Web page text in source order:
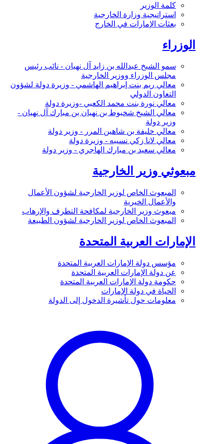
كلمة الوزير
استراتيجية وزارة الخارجية
بعثات الإمارات في الخارج
الوزراء
سمو الشيخ عبدالله بن زايد آل نهيان - نائب رئيس
مجلس الوزراء ووزير الخارجية
معالي ريم بنت إبراهيم الهاشمي - وزيرة دولة لشؤون
التعاون الدولي
معالي نورة بنت محمد الكعبي -وزيرة دولة
معالي الشيخ شخبوط بن نهيان بن مبارك آل نهيان -
وزير دولة
معالي خليفة بن شاهين المرر - وزير دولة
معالي لانا زكي نسيبه - وزيرة دولة
معالي سعيد بن مبارك الهاجري - وزير دولة
مبعوثي وزير الخارجية
المبعوث الخاص لوزير الخارجية لشؤون الأعمال
والأعمال الخيرية
مبعوث وزير الخارجية لمكافحة التطرف والإرهاب
المبعوث الخاص لوزير الخارجية لشؤون الطبيعة
الإمارات العربية المتحدة
مؤسس دولة الإمارات العربية المتحدة
عن دولة الإمارات العربية المتحدة
حكومة دولة الإمارات العربية المتحدة
الحياة في دولة الإمارات
معلومات حول تأشيرة الدخول إلى الدولة